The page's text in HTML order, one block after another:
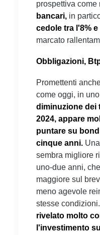
prospettiva come
bancari, in
cedole tra l'8% e
marcato
Obbligazioni,
Promettenti
come oggi, in
diminuzione dei
2024, appare
puntare su
cinque anni.
sembra migliore
uno-due anni,
maggiore sul
meno agevole
stesse
rivelato molto
l'investimento